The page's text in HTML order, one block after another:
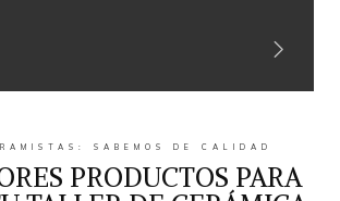
SABEMOS DE CALIDAD
PRODUCTOS PARA